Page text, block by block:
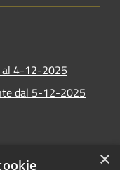
4-12-2025
dal 5-12-2025
×